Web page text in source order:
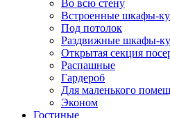
Во всю стену
Встроенные шкафы-
Под потолок
Раздвижные шкафы-
Открытая секция
Распашные
Гардероб
Для маленького
Эконом
Гостиные